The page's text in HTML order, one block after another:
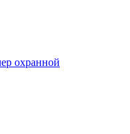
охранной